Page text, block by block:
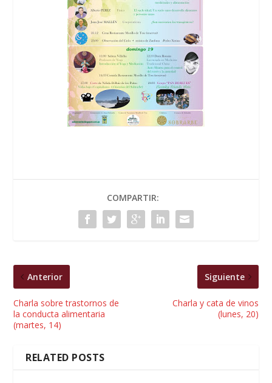
COMPARTIR:
Anterior
Charla sobre trastornos de
la conducta alimentaria
(martes, 14)
Siguiente
Charla y cata de vinos
(lunes, 20)
RELATED POSTS